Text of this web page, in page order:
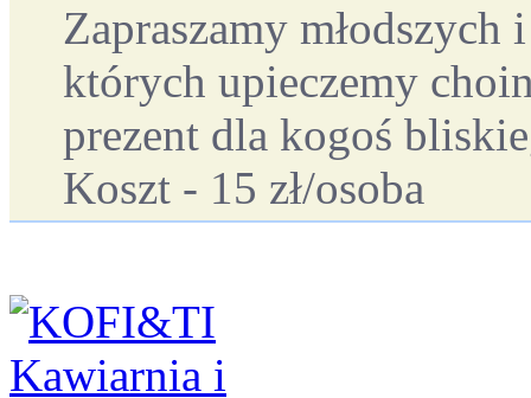
Zapraszamy młodszych
których upieczemy
prezent dla kogoś
Koszt - 15 zł/osoba